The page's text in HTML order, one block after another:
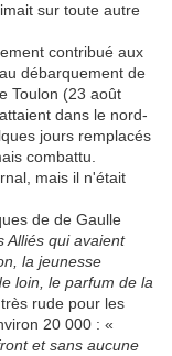
sur toute autre
contribué aux
débarquement de
Toulon (23 août
dans le nord-
jours remplacés
combattu.
mais il n'était
de de Gaulle
Alliés qui avaient
la jeunesse
loin, le parfum de la
rude pour les
20 000 : «
et sans aucune